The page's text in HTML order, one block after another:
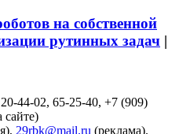
на собственной
рутинных задач |
44-02, 65-25-40, +7 (909)
сайте)
29rbk@mail.ru (реклама).